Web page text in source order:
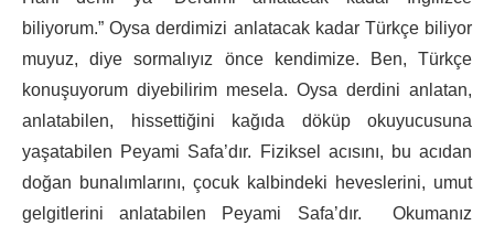
biliyorum.” Oysa derdimizi anlatacak kadar Türkçe biliyor
muyuz, diye sormalıyız önce kendimize. Ben, Türkçe
konuşuyorum diyebilirim mesela. Oysa derdini anlatan,
anlatabilen, hissettiğini kağıda döküp okuyucusuna
yaşatabilen Peyami Safa’dır. Fiziksel acısını, bu acıdan
doğan bunalımlarını, çocuk kalbindeki heveslerini, umut
gelgitlerini anlatabilen Peyami Safa’dır. Okumanız